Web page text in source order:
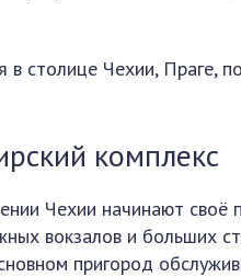
в столице Чехии, Праге,
комплекс
Чехии начинают своё
вокзалов и больших
пригород